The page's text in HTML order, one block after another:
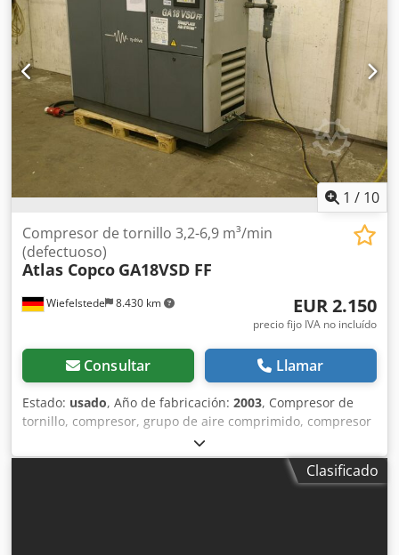
1 / 10
Wiefelstede 8.430 km
Compresor de tornillo 3,2-6,9 m³/min
(defectuoso)
Atlas Copco GA18VSD FF
EUR 2.150
precio fijo IVA no incluído
Consultar Llamar
Estado: usado, Año de fabricación: 2003, Compresor de
tornillo, compresor, grupo de aire comprimido, compresor
de aire comprimido estacionario -Entrega en el estado
actual, tal como se ha inspeccionado -Defectuoso, no
funciona, problema: el variador de frecuencia no seClasificado